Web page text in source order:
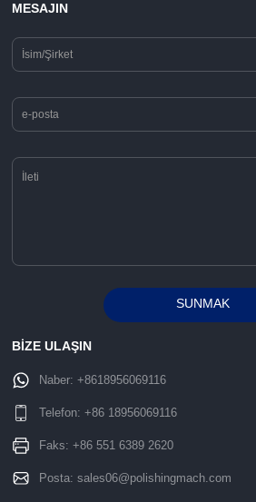
MESAJIN
SUNMAK
BİZE ULAŞIN
Naber:+8618956069116
Telefon:+86 18956069116
Faks: +86 551 6389 2620
Posta:sales06@polishingmach.com